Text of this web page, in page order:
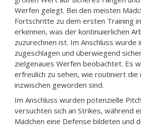
Werfen gelegt. Bei den meisten
Fortschritte zu dem ersten Training
erkennen, was der kontinuierlichen
zuzurechnen ist. Im Anschluss wurde
zugeschlagen und überwiegend
zielgenaues Werfen beobachtet. Es
erfreulich zu sehen, wie routiniert die
inzwischen geworden sind.
Im Anschluss wurden potenzielle
versuchten sich an Strikes, während
Mädchen eine Defense bildeten und